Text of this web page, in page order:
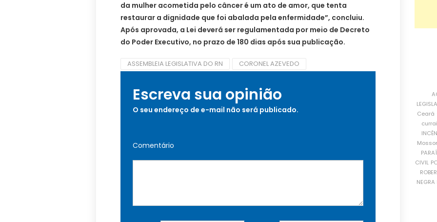
da mulher acometida pelo câncer é um ato de amor, que tenta
restaurar a dignidade que foi abalada pela enfermidade”, concluiu.
Após aprovada, a Lei deverá ser regulamentada por meio de Decreto
do Poder Executivo, no prazo de 180 dias após sua publicação.
ASSEMBLEIA LEGISLATIVA DO RN CORONEL AZEVEDO
Escreva sua opinião
O seu endereço de e-mail não será publicado.
Comentário
Ceará
CIVIL
NEGRA